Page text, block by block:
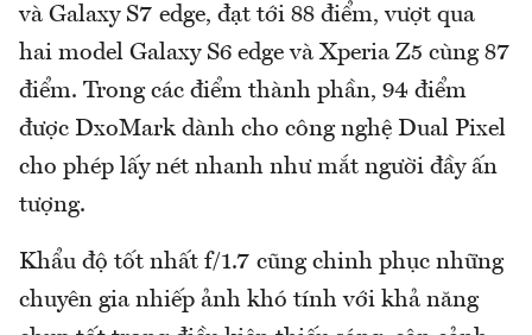
và Galaxy S7 edge, đạt tới 88 điểm, vượt qua
hai model Galaxy S6 edge và Xperia Z5 cùng 87
điểm. Trong các điểm thành phần, 94 điểm
được DxoMark dành cho công nghệ Dual Pixel
cho phép lấy nét nhanh như mắt người đầy ấn
tượng.
Khẩu độ tốt nhất f/1.7 cũng chinh phục những
chuyên gia nhiếp ảnh khó tính với khả năng